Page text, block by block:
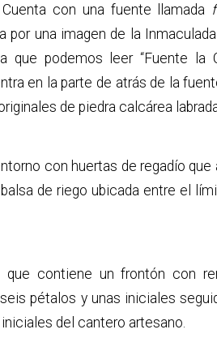
con una fuente llamada
una imagen de la
que podemos leer “Fuente la
en la parte de atrás de la
de piedra calcárea
con huertas de regadío que
de riego ubicada entre el
contiene un frontón con
pétalos y unas iniciales
del cantero artesano.